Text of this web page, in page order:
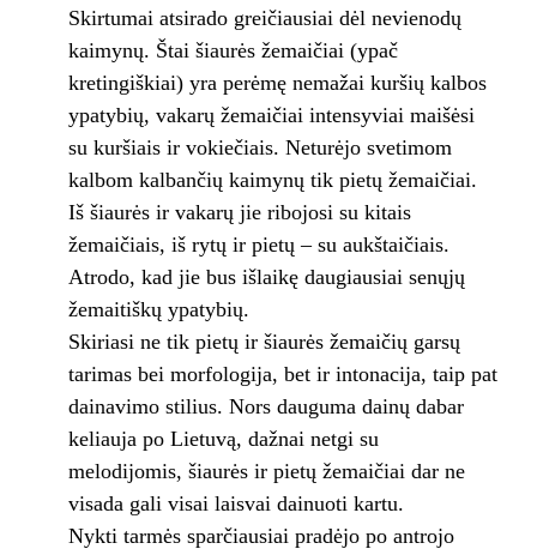
Skirtumai atsirado greičiausiai dėl nevienodų
kaimynų. Štai šiaurės žemaičiai (ypač
kretingiškiai) yra perėmę nemažai kuršių kalbos
ypatybių, vakarų žemaičiai intensyviai maišėsi
su kuršiais ir vokiečiais. Neturėjo svetimom
kalbom kalbančių kaimynų tik pietų žemaičiai.
Iš šiaurės ir vakarų jie ribojosi su kitais
žemaičiais, iš rytų ir pietų – su aukštaičiais.
Atrodo, kad jie bus išlaikę daugiausiai senųjų
žemaitiškų ypatybių.
Skiriasi ne tik pietų ir šiaurės žemaičių garsų
tarimas bei morfologija, bet ir intonacija, taip pat
dainavimo stilius. Nors dauguma dainų dabar
keliauja po Lietuvą, dažnai netgi su
melodijomis, šiaurės ir pietų žemaičiai dar ne
visada gali visai laisvai dainuoti kartu.
Nykti tarmės sparčiausiai pradėjo po antrojo